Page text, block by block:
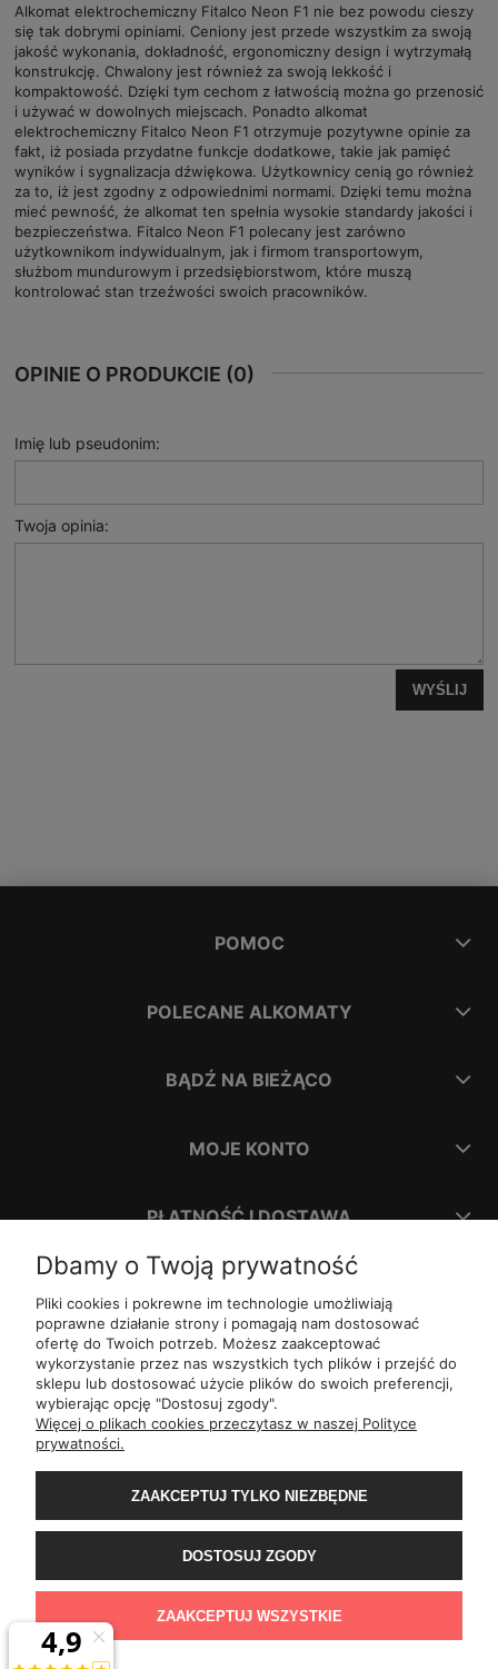
Alkomat elektrochemiczny Fitalco Neon F1 nie bez powodu cieszy
się tak dobrymi opiniami. Ceniony jest przede wszystkim za swoją
jakość wykonania, dokładność, ergonomiczny design i wytrzymałą
konstrukcję. Chwalony jest również za swoją lekkość i
kompaktowość. Dzięki tym cechom z łatwością można go przenosić
i używać w dowolnych miejscach. Ponadto alkomat
elektrochemiczny Fitalco Neon F1 otrzymuje pozytywne opinie za
fakt, iż posiada przydatne funkcje dodatkowe, takie jak pamięć
wyników i sygnalizacja dźwiękowa. Użytkownicy cenią go również
za to, iż jest zgodny z odpowiednimi normami. Dzięki temu można
mieć pewność, że alkomat ten spełnia wysokie standardy jakości i
bezpieczeństwa. Fitalco Neon F1 polecany jest zarówno
użytkownikom indywidualnym, jak i firmom transportowym,
służbom mundurowym i przedsiębiorstwom, które muszą
kontrolować stan trzeźwości swoich pracowników.
OPINIE O PRODUKCIE (0)
Imię lub pseudonim:
Twoja opinia:
WYŚLIJ
POMOC
POLECANE ALKOMATY
BĄDŹ NA BIEŻĄCO
MOJE KONTO
PŁATNOŚĆ I DOSTAWA
INFORMACJE
O NAS
ul.Romana Dmowskiego 1,
Św. Filipa 23/3, 31-150 Kraków
ul.Mielęckiego 10 lok 503,
Al.Jerozolimskie 81 lok 7.10, 02-001 Warszawa
Wały Piastowskie 1lok. 1508,80-855 Gdańsk
Białystok
ul.ul. 1-go Maja 13lok. 2,20-410 Lublin
Rejtana 49/6, 35-310 Rzeszów
ul.Wiertnicza 115, 02-952 Warszawa
Bohaterów Warszawy 11b, 70-370
Dbamy o Twoją prywatność
Pliki cookies i pokrewne im technologie umożliwiają
poprawne działanie strony i pomagają nam dostosować
ofertę do Twoich potrzeb. Możesz zaakceptować
wykorzystanie przez nas wszystkich tych plików i przejść do
sklepu lub dostosować użycie plików do swoich preferencji,
wybierając opcję "Dostosuj zgody".
Więcej o plikach cookies przeczytasz w naszej Polityce
prywatności.
ZAAKCEPTUJ TYLKO NIEZBĘDNE
DOSTOSUJ ZGODY
ZAAKCEPTUJ WSZYSTKIE